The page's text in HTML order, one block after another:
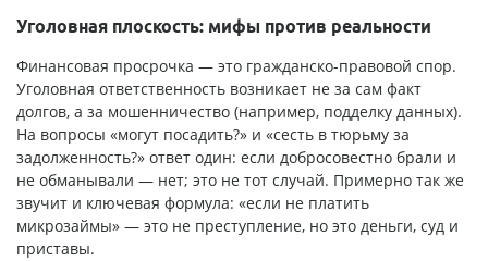
Уголовная плоскость: мифы против реальности
Финансовая просрочка — это гражданско-правовой спор.
Уголовная ответственность возникает не за сам факт
долгов, а за мошенничество (например, подделку данных).
На вопросы «могут посадить?» и «сесть в тюрьму за
задолженность?» ответ один: если добросовестно брали и
не обманывали — нет; это не тот случай. Примерно так же
звучит и ключевая формула: «если не платить
микрозаймы» — это не преступление, но это деньги, суд и
приставы.